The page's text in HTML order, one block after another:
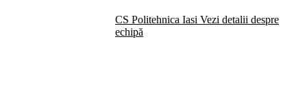
CS Politehnica Iasi Vezi detalii despre
echipă